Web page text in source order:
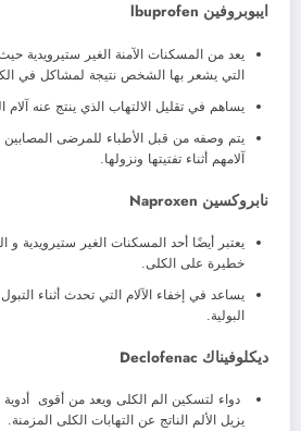
ايبوبروفين lbuprofen
يعد من المسكنات الآمنة الغير ستيرويدية
التي يشعر بها الشخص نتيجة لمشاكل في
يساهم في تقليل الالتهاب الذي ينتج عنه آلام
يتم وصفه من قبل الأطباء للمرضى
آلامهم أثناء تفتيتها ونزولها.
نابروكسين Naproxen
يعتبر أيضًا أحد المسكنات الغير ستيرويدية
خطيرة على الكلى.
يساعد في إخفاء الآلام التي تحدث أثناء
البولية.
ديكلوفيناك Declofenac
دواء لتسكين الم الكلى ويعد من أقوى
يزيل الألم الناتج عن التهابات الكلى المزمنة.